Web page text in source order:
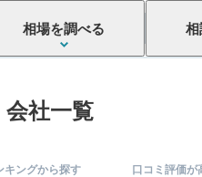
相場を調べる 相
社一覧
キングから探す 口コミ評価が